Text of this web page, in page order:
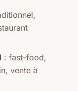
: fast-food,
vente à